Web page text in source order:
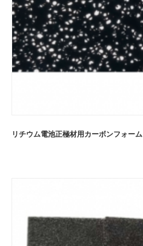
リチウム電池正極材用カーボンフォーム